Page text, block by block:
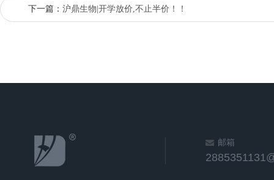
下一篇： 沪鼎生物|开学放价,不止半价！！
邮箱